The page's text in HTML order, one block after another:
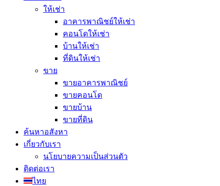
ให้เช่า
อาคารพาณิชย์ให้เช่า
คอนโดให้เช่า
บ้านให้เช่า
ที่ดินให้เช่า
ขาย
ขายอาคารพาณิชย์
ขายคอนโด
ขายบ้าน
ขายที่ดิน
ค้นหาอสังหา
เกี่ยวกับเรา
นโยบายความเป็นส่วนตัว
ติดต่อเรา
ไทย